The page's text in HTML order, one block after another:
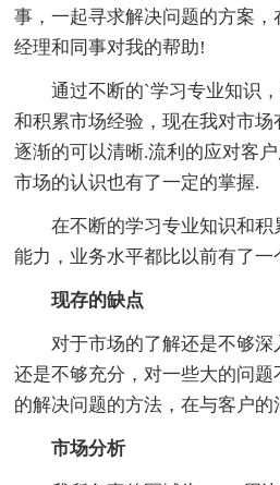
事，一起寻求解决问题的方案
经理和同事对我的帮助!
通过不断的`学习专业知识，
和积累市场经验，现在我对市场
逐渐的可以清晰.流利的应对客
市场的认识也有了一定的掌握.
在不断的学习专业知识和积
能力，业务水平都比以前有了一
现存的缺点
对于市场的了解还是不够深
还是不够充分，对一些大的问
的解决问题的方法，在与客户
市场分析